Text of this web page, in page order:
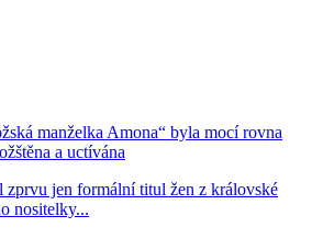
manželka Amona“ byla mocí rovna
a uctívána
zprvu jen formální titul žen z královské
nositelky...